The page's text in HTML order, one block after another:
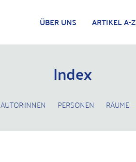
ÜBER UNS ARTIKEL A-Z
Index
AUTOR:INNEN PERSONEN RÄUME